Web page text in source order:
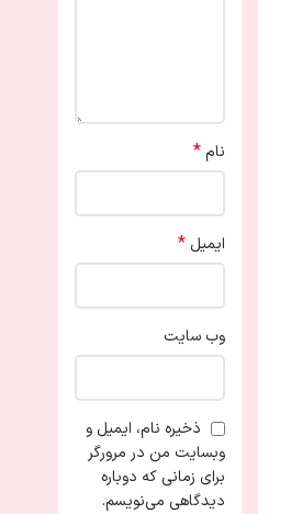
نام*
ایمیل *
وب‌ سایت
ذخیره نام، ایمیل و
وبسایت من در مرورگر
برای زمانی که دوباره
دیدگاهی می‌نویسم.